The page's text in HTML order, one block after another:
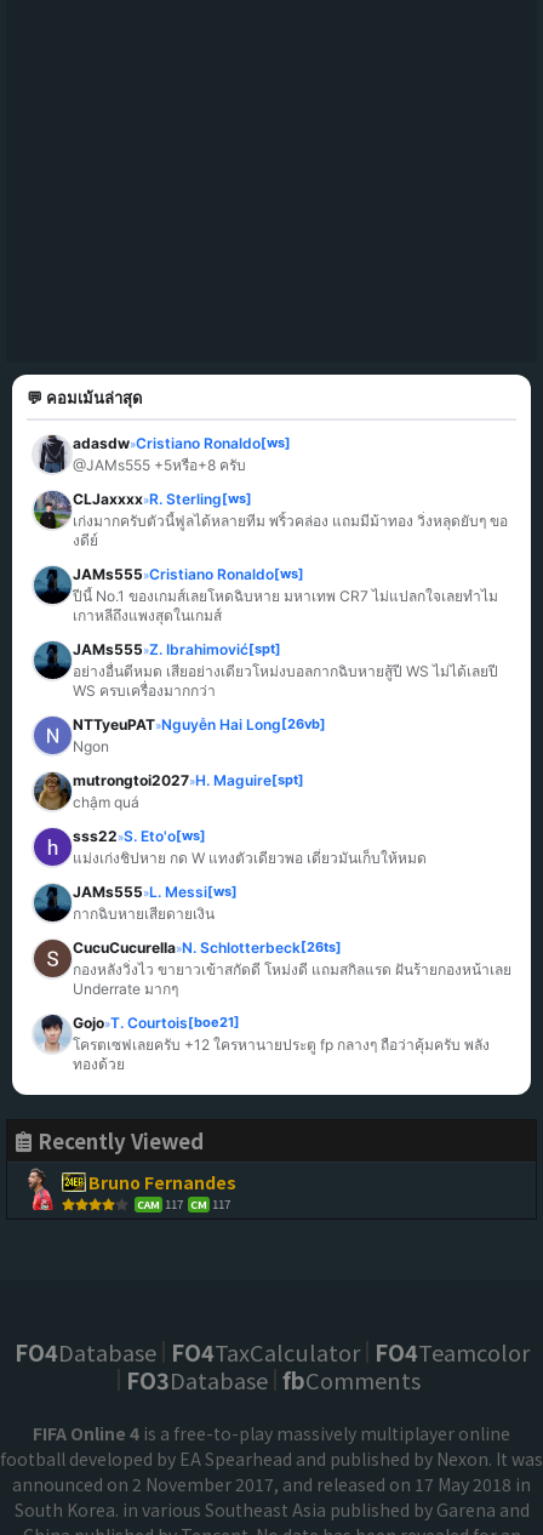
💬 คอมเม้นล่าสุด
adasdw»Cristiano Ronaldo[ws]
@JAMs555 +5หรือ+8 ครับ
CLJaxxxx»R. Sterling[ws]
เก่งมากครับตัวนี้ฟูลได้หลายทีม พริ้วคล่อง แถมมีม้าทอง วิ่งหลุดยับๆ ขอ
งดีย์
JAMs555»Cristiano Ronaldo[ws]
ปีนี้ No.1 ของเกมส์เลยโหดฉิบหาย มหาเทพ CR7 ไม่แปลกใจเลยทำไม
เกาหลีถึงแพงสุดในเกมส์
JAMs555»Z. Ibrahimović[spt]
อย่างอื่นดีหมด เสียอย่างเดียวโหม่งบอลกากฉิบหายสู้ปี WS ไม่ได้เลยปี
WS ครบเครื่องมากกว่า
NTTyeuPAT»Nguyễn Hai Long [26vb]
Ngon
mutrongtoi2027»H. Maguire[spt]
chậm quá
sss22»S. Eto'o[ws]
แม่งเก่งชิปหาย กด W แทงตัวเดียวพอ เดี๋ยวมันเก็บให้หมด
JAMs555»L. Messi[ws]
กากฉิบหายเสียดายเงิน
CucuCucurella»N. Schlotterbeck[26ts]
กองหลังวิ่งไว ขายาวเข้าสกัดดี โหม่งดี แถมสกิลแรด ฝันร้ายกองหน้าเลย
Underrate มากๆ
Gojo»T. Courtois[boe21]
โครตเซฟเลยครับ +12 ใครหานายประตู fp กลางๆ ถือว่าคุ้มครับ พลัง
ทองด้วย
Recently Viewed
Bruno Fernandes
CAM 117 CM 117
FO4Database FO4TaxCalculator FO4Teamcolor
FO3Database fbComments
FIFA Online 4 is a free-to-play massively multiplayer online
football developed by EA Spearhead and published by Nexon. It was
announced on 2 November 2017, and released on 17 May 2018 in
South Korea. in various Southeast Asia published by Garena and